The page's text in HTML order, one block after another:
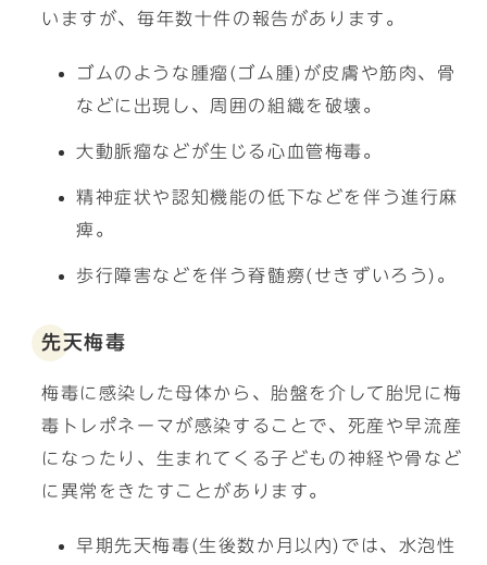
いますが、毎年数十件の報告があります。
ゴムのような腫瘤(ゴム腫)が皮膚や筋肉、骨
などに出現し、周囲の組織を破壊。
大動脈瘤などが生じる心血管梅毒。
精神症状や認知機能の低下などを伴う進行麻
痺。
歩行障害などを伴う脊髄癆(せきずいろう)。
先天梅毒
梅毒に感染した母体から、胎盤を介して胎児に梅
毒トレポネーマが感染することで、死産や早流産
になったり、生まれてくる子どもの神経や骨など
に異常をきたすことがあります。
早期先天梅毒(生後数か月以内)では、水泡性